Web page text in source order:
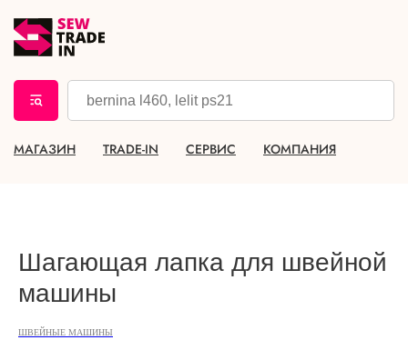
МАГАЗИН TRADE-IN СЕРВИС КОМПАНИЯ
Шагающая лапка для швейной
машины
ШВЕЙНЫЕ МАШИНЫ